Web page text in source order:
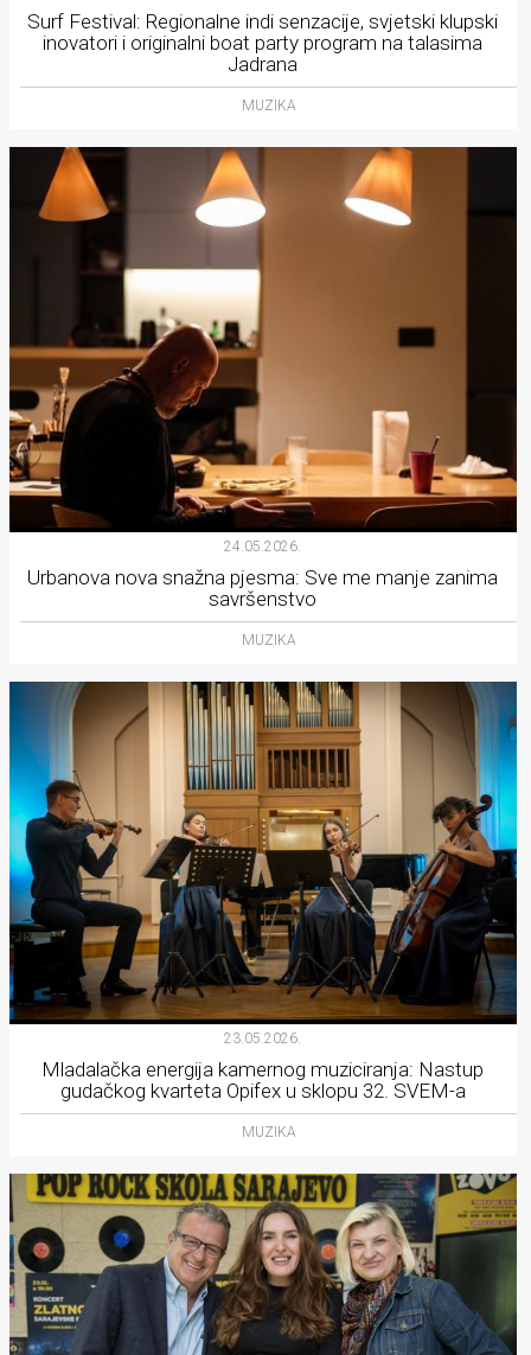
Surf Festival: Regionalne indi senzacije, svjetski klupski
inovatori i originalni boat party program na talasima
Jadrana
MUZIKA
24.05.2026.
Urbanova nova snažna pjesma: Sve me manje zanima
savršenstvo
MUZIKA
23.05.2026.
Mladalačka energija kamernog muziciranja: Nastup
gudačkog kvarteta Opifex u sklopu 32. SVEM-a
MUZIKA